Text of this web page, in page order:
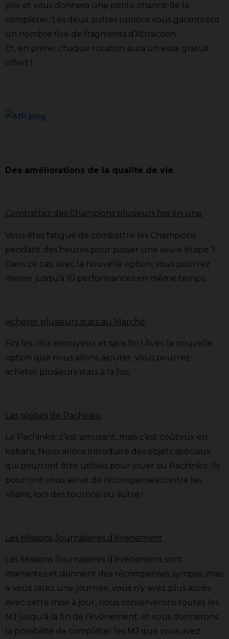
prix et vous donnera une petite chance de la
compléter. Les deux autres options vous garantiront
un nombre fixe de fragments d’Attraction.
Et, en prime, chaque rotation aura un essai gratuit
offert !
Des améliorations de la qualité de vie
Combattez des Champions plusieurs fois en une
Vous êtes fatigué de combattre les Champions
pendant des heures pour passer une seule étape ?
Dans ce cas, avec la nouvelle option, vous pourrez
mener jusqu’à 10 performances en même temps.
Acheter plusieurs stats au Marché
Fini les clics ennuyeux et sans fin ! Avec la nouvelle
option que nous allons ajouter, vous pourrez
acheter plusieurs stats à la fois.
Les globes de Pachinko
Le Pachinko, c’est amusant, mais c’est coûteux en
kobans. Nous allons introduire des objets spéciaux
qui pourront être utilisés pour jouer au Pachinko. Ils
pourront vous servir de récompenses contre les
Vilains, lors des tournois ou autre !
Les Missions Journalières d’évènement
Les Missions Journalières d’évènement sont
marrantes et donnent des récompenses sympas, mais
si vous ratez une journée, vous n’y avez plus accès.
Avec cette mise à jour, nous conserverons toutes les
MJ jusqu’à la fin de l’évènement, et vous donnerons
la possibilité de compléter les MJ que vous avez